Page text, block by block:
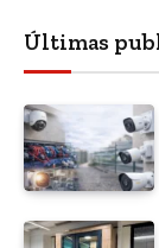
Últimas